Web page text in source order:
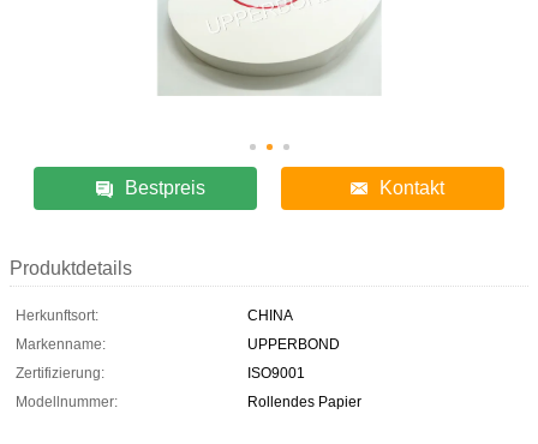
Bestpreis Kontakt
Produktdetails
Herkunftsort:
CHINA
Markenname:
UPPERBOND
Zertifizierung:
ISO9001
Modellnummer:
Rollendes Papier